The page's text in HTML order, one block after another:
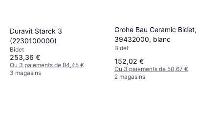
Duravit Starck 3
(2230100000)
Bidet
253,36 €
Ou 3 paiements de 84,45 €
3 magasins
Grohe Bau Ceramic Bidet,
39432000, blanc
Bidet
152,02 €
Ou 3 paiements de 50,67 €
2 magasins